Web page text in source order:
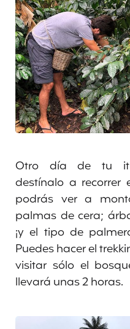
Otro día de tu
destínalo a recorrer
podrás ver a
palmas de cera;
¡y el tipo de
Puedes hacer el
visitar sólo el
llevará unas 2 horas.